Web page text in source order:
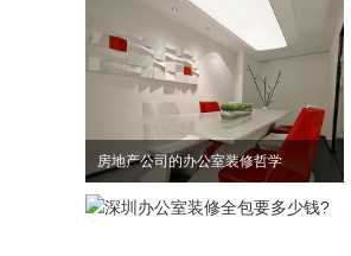
房地产公司的办公室装修哲学